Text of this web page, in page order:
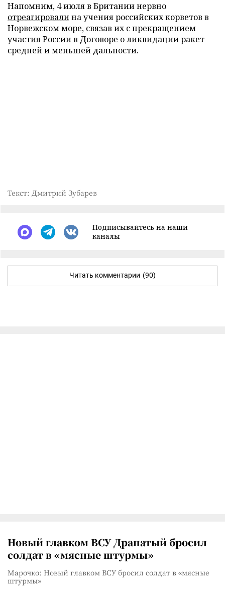
Напомним, 4 июля в Британии нервно
отреагировалина учения российских корветов в
Норвежском море, связав их с прекращением
участия России в Договоре о ликвидации ракет
средней и меньшей дальности.
Текст: Дмитрий Зубарев
Подписывайтесь на наши
каналы
Читать комментарии (90)
Новый главком ВСУ Драпатый бросил
солдат в «мясные штурмы»
Марочко: Новый главком ВСУ бросил солдат в «мясные
штурмы»